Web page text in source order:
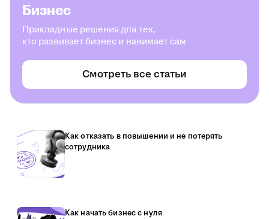
Бизнес
Прикладные решения для тех,
кто развивает бизнес и нанимает сам
Смотреть все статьи
Как отказать в повышении и не потерять
сотрудника
Как начать бизнес с нуля